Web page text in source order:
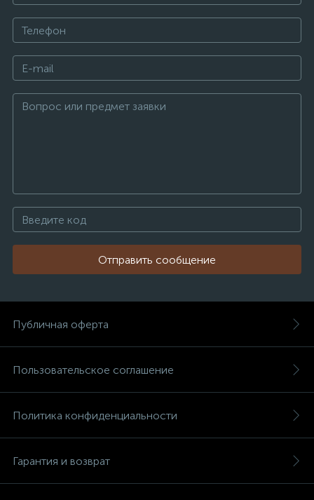
Отправить сообщение
Публичная оферта
Пользовательское соглашение
Политика конфиденциальности
Гарантия и возврат